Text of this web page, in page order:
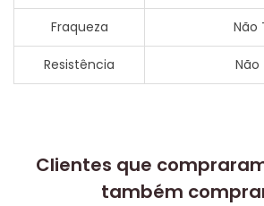
Fraqueza Não
Resistência
Clientes que
também